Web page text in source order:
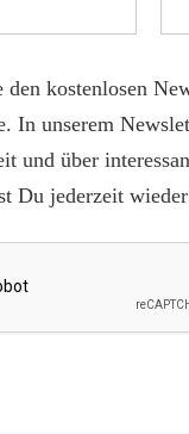
den kostenlosen
In unserem
und über
Du jederzeit